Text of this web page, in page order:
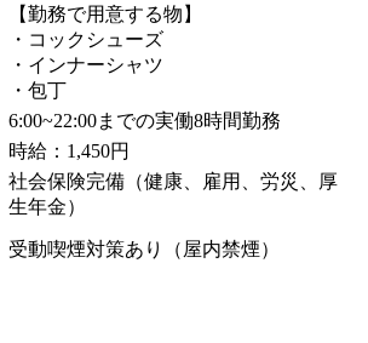
【勤務で用意する物】
・コックシューズ
・インナーシャツ
・包丁
6:00~22:00までの実働8時間勤務
時給：1,450円
社会保険完備（健康、雇用、労災、厚
生年金）
受動喫煙対策あり（屋内禁煙）